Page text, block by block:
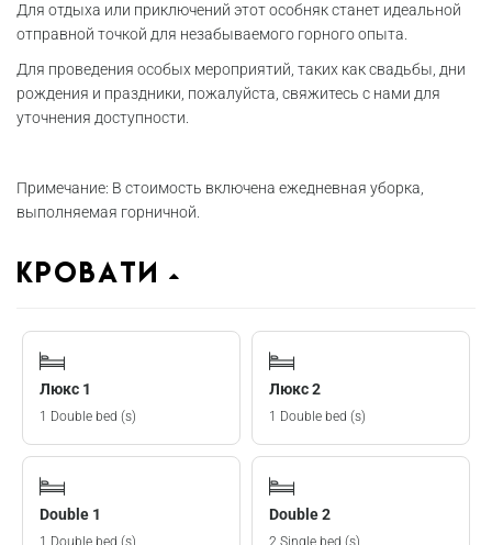
Для отдыха или приключений этот особняк станет идеальной
отправной точкой для незабываемого горного опыта.
Для проведения особых мероприятий, таких как свадьбы, дни
рождения и праздники, пожалуйста, свяжитесь с нами для
уточнения доступности.
Примечание: В стоимость включена ежедневная уборка,
выполняемая горничной.
Кровати
Люкс 1
1 Double bed (s)
Люкс 2
1 Double bed (s)
Double 1
1 Double bed (s)
Double 2
2 Single bed (s)